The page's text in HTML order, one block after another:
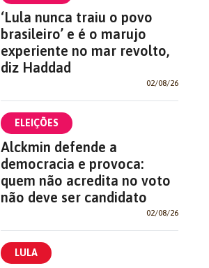
‘Lula nunca traiu o povo
brasileiro’ e é o marujo
experiente no mar revolto,
diz Haddad
02/08/26
ELEIÇÕES
Alckmin defende a
democracia e provoca:
quem não acredita no voto
não deve ser candidato
02/08/26
LULA